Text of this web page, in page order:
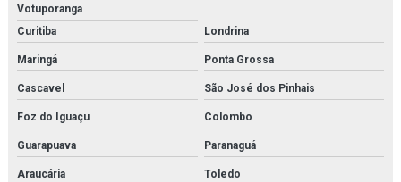
Instalação de chiller
Instalação de chillers em rio de janeiro
Instalação de compressor de ar
Instalação de fan coil
Votuporanga
Curitiba
Londrina
Maringá Ponta Grossa
Cascavel São José dos Pinhais
Foz do Iguaçu Colombo
Guarapuava Paranaguá
Araucária Toledo